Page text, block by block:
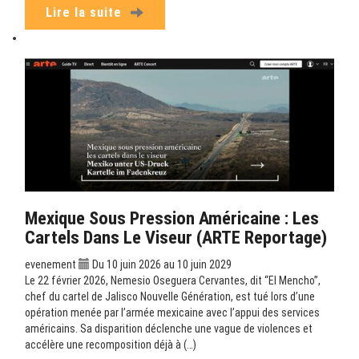
Lire la suite
Mexique Sous Pression Américaine : Les
Cartels Dans Le Viseur (ARTE Reportage)
evenement
Du 10 juin 2026 au 10 juin 2029
Le 22 février 2026, Nemesio Oseguera Cervantes, dit “El Mencho”,
chef du cartel de Jalisco Nouvelle Génération, est tué lors d’une
opération menée par l’armée mexicaine avec l’appui des services
américains. Sa disparition déclenche une vague de violences et
accélère une recomposition déjà à (…)